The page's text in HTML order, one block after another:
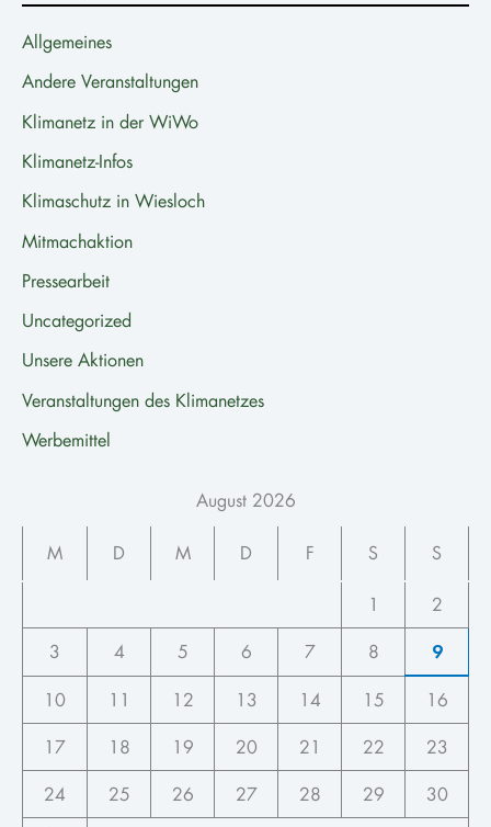
Allgemeines
Andere Veranstaltungen
Klimanetz in der WiWo
Klimanetz-Infos
Klimaschutz in Wiesloch
Mitmachaktion
Pressearbeit
Uncategorized
Unsere Aktionen
Veranstaltungen des Klimanetzes
Werbemittel
August 2026
M D M D F S S
1
2
3
4 5 6 7 8 9
10 11 12 13 14 15
16
17
18 19 20 21 22
23
24
25 26 27 28 29
30